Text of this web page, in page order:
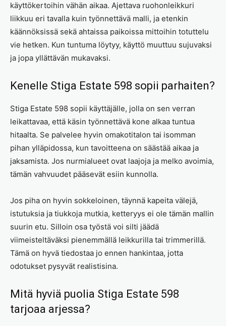
käyttökertoihin vähän aikaa. Ajettava ruohonleikkuri
liikkuu eri tavalla kuin työnnettävä malli, ja etenkin
käännöksissä sekä ahtaissa paikoissa mittoihin totuttelu
vie hetken. Kun tuntuma löytyy, käyttö muuttuu sujuvaksi
ja jopa yllättävän mukavaksi.
Kenelle Stiga Estate 598 sopii parhaiten?
Stiga Estate 598 sopii käyttäjälle, jolla on sen verran
leikattavaa, että käsin työnnettävä kone alkaa tuntua
hitaalta. Se palvelee hyvin omakotitalon tai isomman
pihan ylläpidossa, kun tavoitteena on säästää aikaa ja
jaksamista. Jos nurmialueet ovat laajoja ja melko avoimia,
tämän vahvuudet pääsevät esiin kunnolla.
Jos piha on hyvin sokkeloinen, täynnä kapeita välejä,
istutuksia ja tiukkoja mutkia, ketteryys ei ole tämän mallin
suurin etu. Silloin osa työstä voi silti jäädä
viimeisteltäväksi pienemmällä leikkurilla tai trimmerillä.
Tämä on hyvä tiedostaa jo ennen hankintaa, jotta
odotukset pysyvät realistisina.
Mitä hyviä puolia Stiga Estate 598
tarjoaa arjessa?